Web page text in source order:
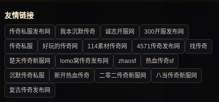
友情链接
传奇私服发布网 我本沉默传奇 诚志开服网 300开服发布网
传奇私服 好玩的传奇网 114素材传奇网 4571传奇发布网 找传奇
楚天传奇新服网 lomo窝传奇发布网 zhaosf 热血传奇sf
沉默传奇私服 新开热血传奇 二零二传奇新服网 八当传奇新服网
复古传奇发布网